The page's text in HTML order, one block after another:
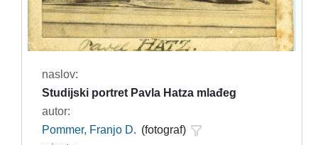
naslov:
Studijski portret Pavla Hatza mlađeg
autor:
Pommer, Franjo D. (fotograf)